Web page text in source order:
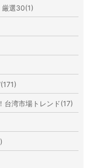
選30(1)
湾市場トレンド(17)